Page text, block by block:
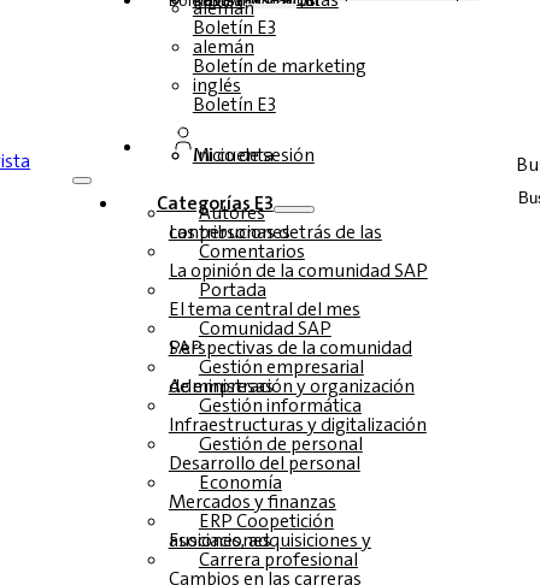
alemán
Boletín E3
alemán
Boletín de marketing
inglés
Boletín E3
Inicio de sesión
Mi cuenta
Categorías E3
Autores
Las personas detrás de las contribuciones
Comentarios
La opinión de la comunidad SAP
Portada
El tema central del mes
Comunidad SAP
Perspectivas de la comunidad SAP
Gestión empresarial
Administración y organización de empresas
Gestión informática
Infraestructuras y digitalización
Gestión de personal
Desarrollo del personal
Economía
Mercados y finanzas
ERP Coopetición
Fusiones, adquisiciones y asociaciones
Carrera profesional
Cambios en las carreras